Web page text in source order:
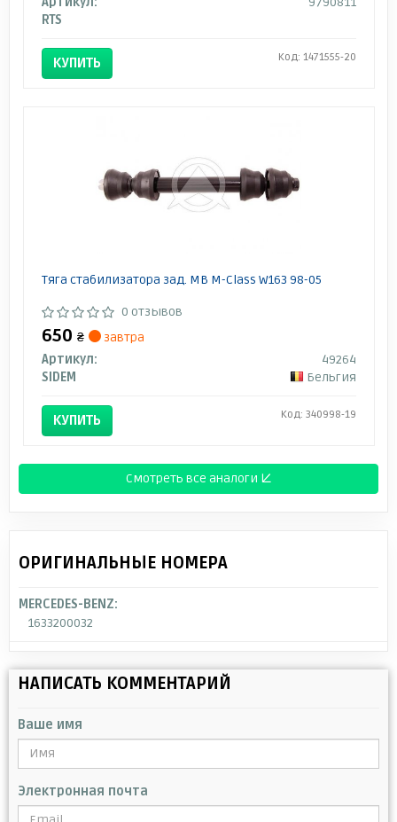
RTS
КУПИТЬ Код: 1471555-20
Тяга стабилизатора зад. MB M-Class W163 98-05
0 отзывов
650 ₴
завтра
Артикул:
49264
SIDEM
Бельгия
КУПИТЬ Код: 340998-19
Смотреть все аналоги ↓
ОРИГИНАЛЬНЫЕ НОМЕРА
MERCEDES-BENZ:
1633200032
НАПИСАТЬ КОММЕНТАРИЙ
Ваше имя
Электронная почта